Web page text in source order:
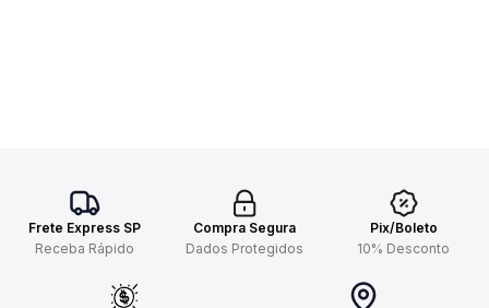
Frete Express SP
Receba Rápido
Compra Segura
Dados Protegidos
Pix/Boleto
10% Desconto